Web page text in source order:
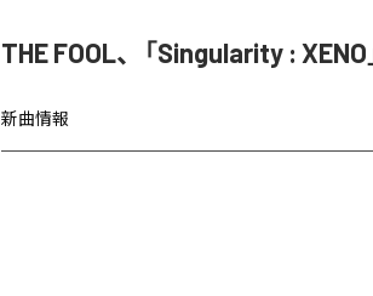
THE FOOL、「Singularity :
新曲情報